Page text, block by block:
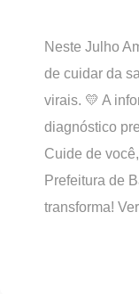
Neste Julho
de cuidar da
virais. 💛 A
diagnóstico
Cuide de
Prefeitura de
transforma!